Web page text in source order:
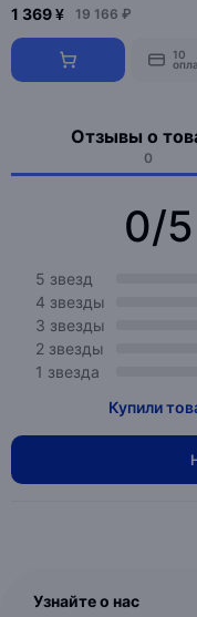
1 369 ¥ 19 166 ₽
10
Отзывы о
0
0/5
5 звезд
4 звезды
3 звезды
2 звезды
1 звезда
Купили
Узнайте о нас